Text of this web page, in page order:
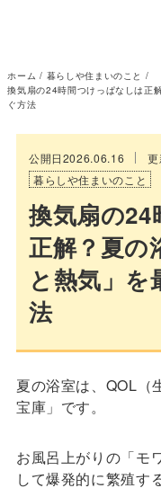
ホーム / 暮らしや住まいのこと /
換気扇の24時間つけっぱなしは正
ぐ方法
公開日2026.06.16
暮らしや住まいのこと
換気扇の
正解？夏の
と熱気」
法
夏の浴室は、QOL（
宝庫」です。
お風呂上がりの「モ
して爆発的に繁殖す